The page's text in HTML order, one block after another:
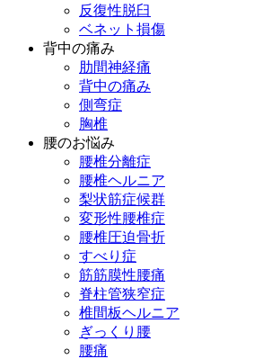
反復性脱臼
ベネット損傷
背中の痛み
肋間神経痛
背中の痛み
側弯症
胸椎
腰のお悩み
腰椎分離症
腰椎ヘルニア
梨状筋症候群
変形性腰椎症
腰椎圧迫骨折
すべり症
筋筋膜性腰痛
脊柱管狭窄症
椎間板ヘルニア
ぎっくり腰
腰痛